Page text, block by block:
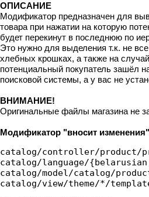
ОПИСАНИЕ
Модификатор предназначен для
товара при нажатии на которую
будет перекинут в последнюю по
Это нужно для выделения т.к. не
хлебных крошках, а также на
потенциальный покупатель зашёл
поисковой системы, а у вас не
ВНИМАНИЕ!
Оригинальные файлы магазина не
Модификатор "вносит
catalog/controller/product/
catalog/language/
catalog/model/catalog/
catalog/view/theme/*/